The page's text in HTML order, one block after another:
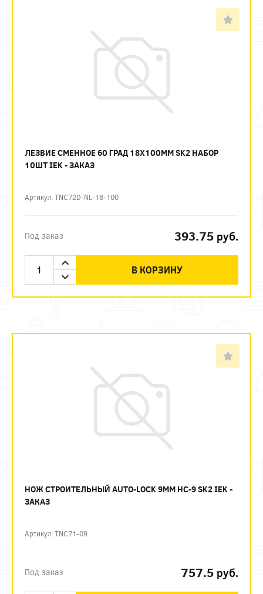
ЛЕЗВИЕ СМЕННОЕ 60 ГРАД 18Х100ММ SK2 НАБОР
10ШТ IEK - ЗАКАЗ
Артикул: TNC72D-NL-18-100
Под заказ 393.75 руб.
В КОРЗИНУ
НОЖ СТРОИТЕЛЬНЫЙ AUTO-LOCK 9ММ НС-9 SK2 IEK -
ЗАКАЗ
Артикул: TNC71-09
Под заказ 757.5 руб.